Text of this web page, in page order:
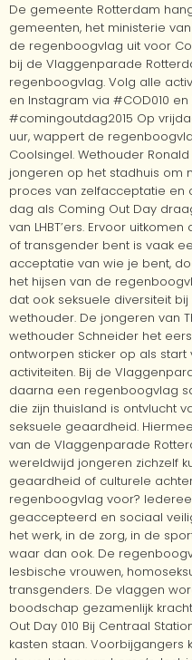
De gemeente Rotterdam
gemeenten, het ministerie
de regenboogvlag uit voor
bij de Vlaggenparade
regenboogvlag. Volg alle
en Instagram via #COD010
#comingoutdag2015 Op
uur, wappert de
Coolsingel. Wethouder
jongeren op het stadhuis om
proces van zelfacceptatie en
dag als Coming Out Day
van LHBT’ers. Ervoor
of transgender bent is vaak
acceptatie van wie je bent,
het hijsen van de
dat ook seksuele diversiteit
wethouder. De jongeren van
wethouder Schneider het
ontworpen sticker op als start
activiteiten. Bij de
daarna een regenboogvlag
die zijn thuisland is ontvlucht
seksuele geaardheid.
van de Vlaggenparade
wereldwijd jongeren zichzelf
geaardheid of culturele
regenboogvlag voor?
geaccepteerd en sociaal
het werk, in de zorg, in de
waar dan ook. De
lesbische vrouwen,
transgenders. De vlaggen
boodschap gezamenlijk
Out Day 010 Bij Centraal
kasten staan. Voorbijgangers